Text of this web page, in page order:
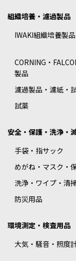
組織培養・濾過製品
IWAKI組織培養製品
CORNING・
製品
濾過製品・濾紙・
試薬
安全・保護・洗浄・
手袋・指サック
めがね・マスク・
洗浄・ワイプ・清
防災用品
環境測定・検査用品
大気・騒音・照度